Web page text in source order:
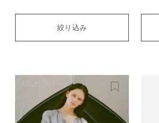
絞り込み
SOLD OUT